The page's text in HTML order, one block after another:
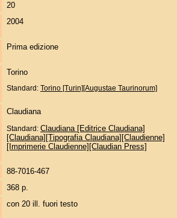
20
2004
Prima edizione
Torino
Standard: Torino [Turin][Augustae Taurinorum]
Claudiana
Standard: Claudiana [Editrice Claudiana]
[Claudiana][Tipografia Claudiana][Claudienne]
[Imprimerie Claudienne][Claudian Press]
88-7016-467
368 p.
con 20 ill. fuori testo